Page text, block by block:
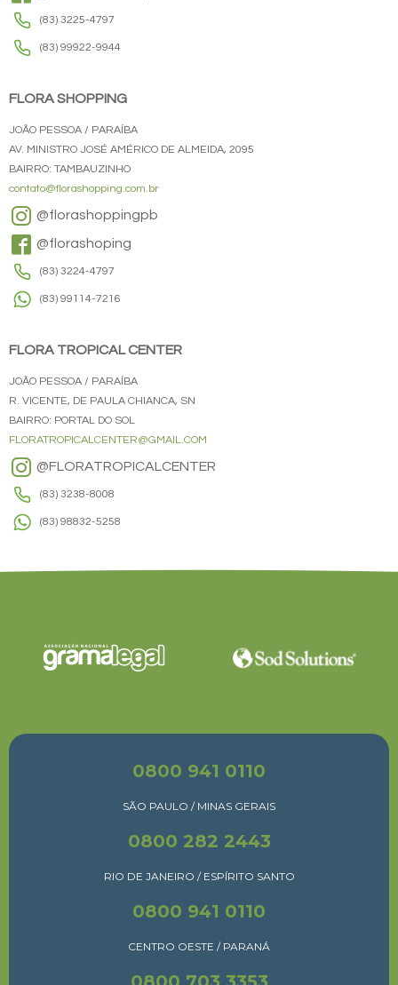
(83) 3225-4797
(83) 99922-9944
FLORA SHOPPING
JOÃO PESSOA / PARAÍBA
AV. MINISTRO JOSÉ AMÉRICO DE ALMEIDA, 2095
BAIRRO: TAMBAUZINHO
contato@florashopping.com.br
@florashoppingpb
@florashoping
(83) 3224-4797
(83) 99114-7216
FLORA TROPICAL CENTER
JOÃO PESSOA / PARAÍBA
R. VICENTE, DE PAULA CHIANCA, SN
BAIRRO: PORTAL DO SOL
FLORATROPICALCENTER@GMAIL.COM
@FLORATROPICALCENTER
(83) 3238-8008
(83) 98832-5258
0800 941 0110
SÃO PAULO / MINAS GERAIS
0800 282 2443
RIO DE JANEIRO / ESPÍRITO SANTO
0800 941 0110
CENTRO OESTE / PARANÁ